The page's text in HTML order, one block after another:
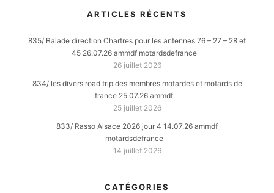
ARTICLES RÉCENTS
835/ Balade direction Chartres pour les antennes 76 – 27 – 28 et
45 26.07.26 ammdf motardsdefrance
26 juillet 2026
834/ les divers road trip des membres motardes et motards de
france 25.07.26 ammdf
25 juillet 2026
833/ Rasso Alsace 2026 jour 4 14.07.26 ammdf
motardsdefrance
14 juillet 2026
CATÉGORIES